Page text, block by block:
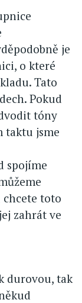
je
o které
Tato
Pokud
tóny
taktu jsme
spojíme
toto
zahrát ve
durovou, tak